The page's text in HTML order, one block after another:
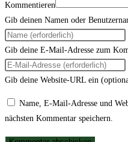
Kommentieren
Gib deinen Namen oder
Gib deine E-Mail-Adresse zum
Gib deine Website-URL ein
Name, E-Mail-Adresse und
nächsten Kommentar speichern.